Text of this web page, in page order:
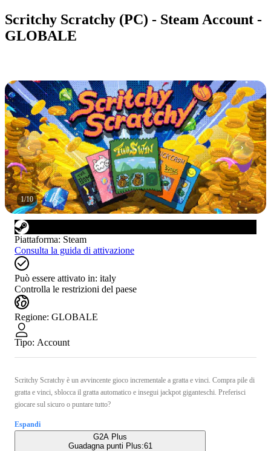
Scritchy Scratchy (PC) - Steam Account -
GLOBALE
1/10
Piattaforma: Steam
Consulta la guida di attivazione
Può essere attivato in: italy
Controlla le restrizioni del paese
Regione: GLOBALE
Tipo: Account
Scritchy Scratchy è un avvincente gioco incrementale a gratta e vinci. Compra pile di
gratta e vinci, sblocca il gratta automatico e insegui jackpot giganteschi. Preferisci
giocare sul sicuro o puntare tutto?
Espandi
G2A Plus
Guadagna punti Plus:61